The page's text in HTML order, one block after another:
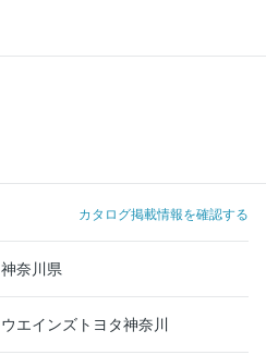
カタログ掲載情報を確認する
神奈川県
ウエインズトヨタ神奈川